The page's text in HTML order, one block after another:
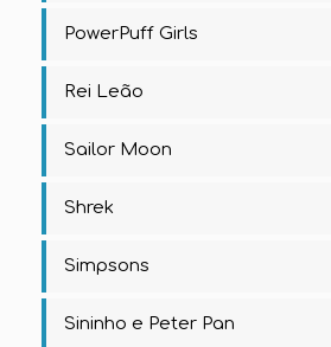
PowerPuff Girls
Rei Leão
Sailor Moon
Shrek
Simpsons
Sininho e Peter Pan